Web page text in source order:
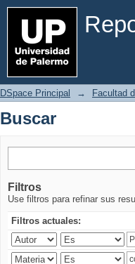
Buscar
DSpace Principal → Facultad
Buscar
Filtros
Use filtros para refinar sus
Filtros actuales: